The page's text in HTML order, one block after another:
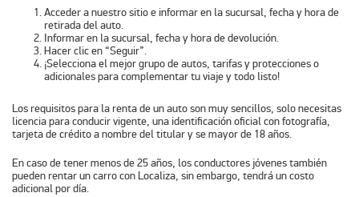
Acceder a nuestro sitio e informar en la sucursal, fecha y hora de
retirada del auto.
Informar en la sucursal, fecha y hora de devolución.
Hacer clic en “Seguir”.
¡Selecciona el mejor grupo de autos, tarifas y protecciones o
adicionales para complementar tu viaje y todo listo!
Los requisitos para la renta de un auto son muy sencillos, solo necesitas
licencia para conducir vigente, una identificación oficial con fotografía,
tarjeta de crédito a nombre del titular y se mayor de 18 años.
En caso de tener menos de 25 años, los conductores jóvenes también
pueden rentar un carro con Localiza, sin embargo, tendrá un costo
adicional por día.